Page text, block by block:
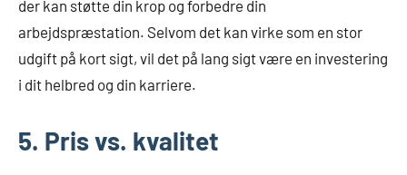
der kan støtte din krop og forbedre din
arbejdspræstation. Selvom det kan virke som en stor
udgift på kort sigt, vil det på lang sigt være en investering
i dit helbred og din karriere.
5. Pris vs. kvalitet